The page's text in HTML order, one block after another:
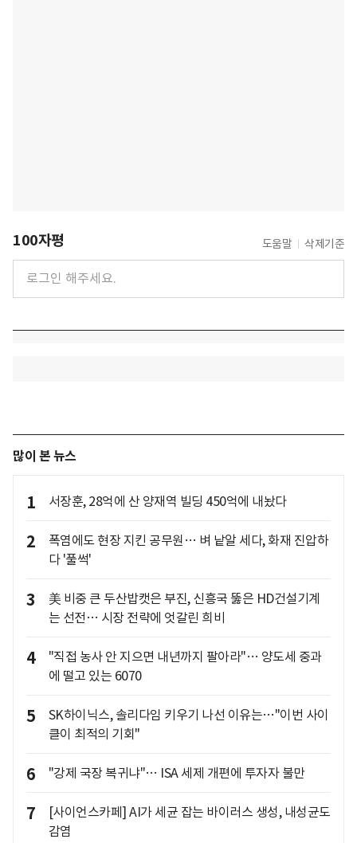
100자평 도움말 삭제기준
많이 본 뉴스
1 서장훈, 28억에 산 양재역 빌딩 450억에 내놨다
2
폭염에도 현장 지킨 공무원… 벼 낱알 세다, 화재 진압하
다 '풀썩'
3
美 비중 큰 두산밥캣은 부진, 신흥국 뚫은 HD건설기계
는 선전… 시장 전략에 엇갈린 희비
4
"직접 농사 안 지으면 내년까지 팔아라"… 양도세 중과
에 떨고 있는 6070
5
SK하이닉스, 솔리다임 키우기 나선 이유는…"이번 사이
클이 최적의 기회"
6 "강제 국장 복귀냐"… ISA 세제 개편에 투자자 불만
7
[사이언스카페] AI가 세균 잡는 바이러스 생성, 내성균도
감염